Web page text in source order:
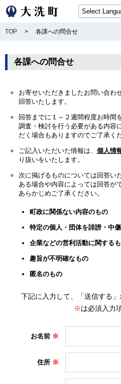
TOP > 各課への問合せ
各課への問合せ
お寄せいただきましたお問い合わ
回答いたします。
回答までに１～２週間程度お時間
調査・検討を行う必要がある内容
だく場合もありますのでご了承く
ご記入いただいた情報は、 個人情
り扱いをいたします。
次に掲げるものについては回答い
ある場合や内容によっては回答が
あらかじめご了承ください。
町政に関係ない内容のもの
特定の個人・団体を誹謗・中
企業などの営利活動に関する
趣旨が不明確なもの
匿名のもの
下記に入力して、「送信する」
※は必須入力
お名前
住所